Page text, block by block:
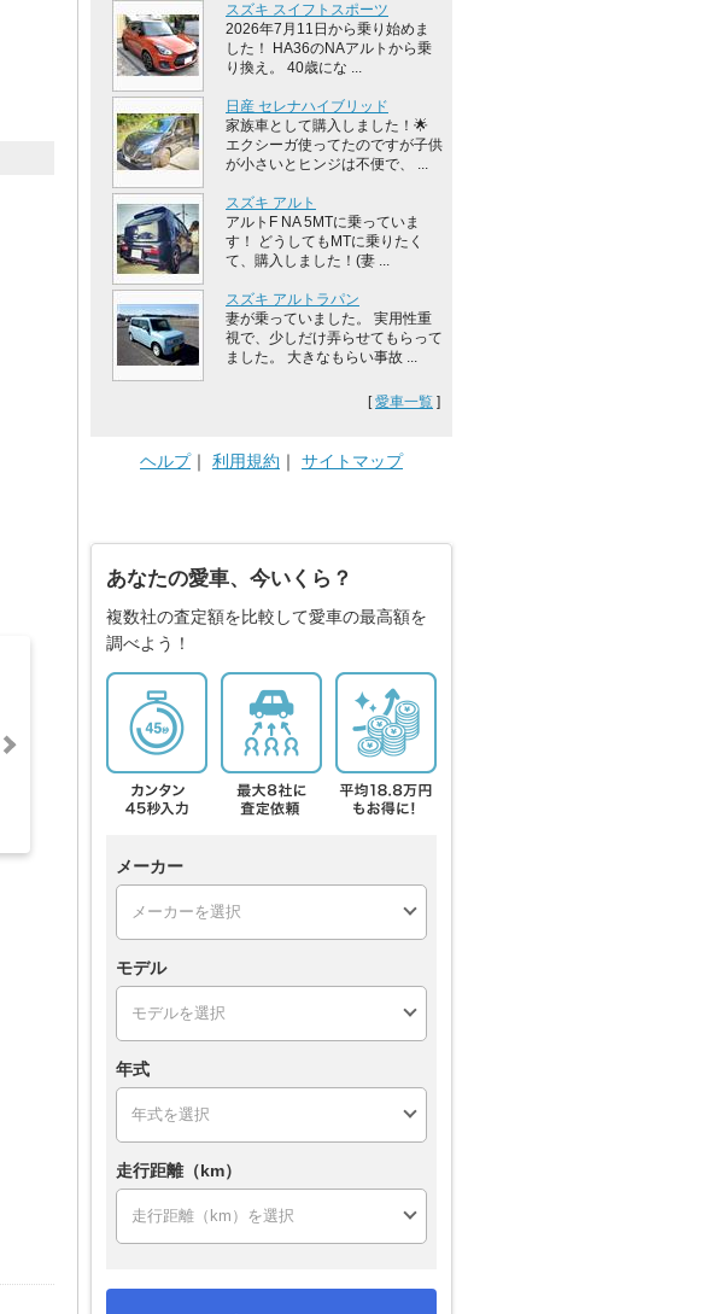
スズキ スイフトスポーツ
2026年7月11日から乗り始めま
した！ HA36のNAアルトから乗
り換え。 40歳にな ...
日産 セレナハイブリッド
家族車として購入しました！🌟
エクシーガ使ってたのですが子供
が小さいとヒンジは不便で、 ...
スズキ アルト
アルトF NA 5MTに乗っていま
す！ どうしてもMTに乗りたく
て、購入しました！(妻 ...
スズキ アルトラパン
妻が乗っていました。 実用性重
視で、少しだけ弄らせてもらって
ました。 大きなもらい事故 ...
[愛車一覧 ]
ヘルプ｜ 利用規約 ｜ サイトマップ
あなたの愛車、今いくら？
複数社の査定額を比較して愛車の最高額を
調べよう！
メーカー
モデル
年式
走行距離（km）